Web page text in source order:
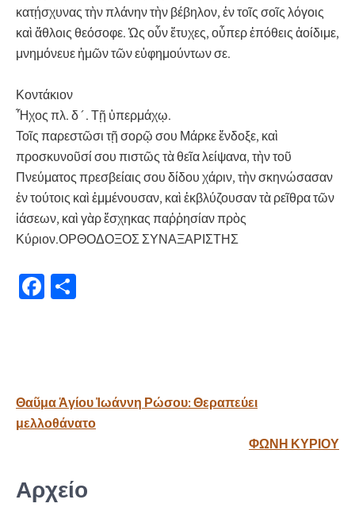
κατῄσχυνας τὴν πλάνην τὴν βέβηλον, ἐν τοῖς σοῖς λόγοις
καὶ ἄθλοις θεόσοφε. Ὡς οὗν ἔτυχες, οὗπερ ἐπόθεις ἀοίδιμε,
μνημόνευε ἡμῶν τῶν εὐφημούντων σε.
Κοντάκιον
Ἦχος πλ. δ´. Τῇ ὑπερμάχῳ.
Τοῖς παρεστῶσι τῇ σορῷ σου Μάρκε ἔνδοξε, καὶ
προσκυνοῦσί σου πιστῶς τὰ θεῖα λείψανα, τὴν τοῦ
Πνεύματος πρεσβείαις σου δίδου χάριν, τὴν σκηνώσασαν
ἐν τούτοις καὶ ἐμμένουσαν, καὶ ἐκβλύζουσαν τὰ ρεῖθρα τῶν
ἰάσεων, καὶ γὰρ ἔσχηκας παῤῥησίαν πρὸς
Κύριον.ΟΡΘΟΔΟΞΟΣ ΣΥΝΑΞΑΡΙΣΤΗΣ
Fa
k
σ
τε
ίτ
Πλοήγηση
άρθρων
Θαῦμα Ἁγίου Ἰωάννη Ρώσου: Θεραπεύει
μελλοθάνατο
ΦΩΝΗ ΚΥΡΙΟΥ
Αρχείο